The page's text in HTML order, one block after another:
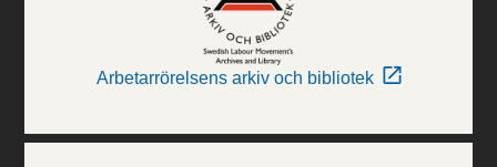
Arbetarrörelsens arkiv och bibliotek